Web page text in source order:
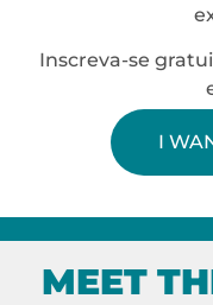
Inscreva-se
I
MEET